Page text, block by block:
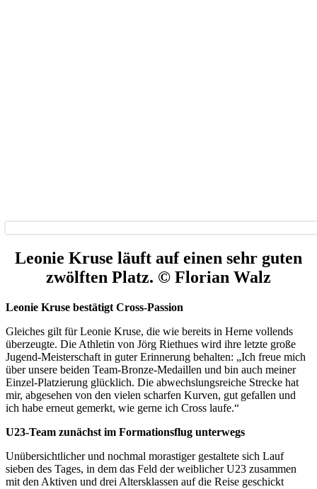
Leonie Kruse läuft auf einen sehr guten
zwölften Platz. © Florian Walz
Leonie Kruse bestätigt Cross-Passion
Gleiches gilt für Leonie Kruse, die wie bereits in Herne vollends
überzeugte. Die Athletin von Jörg Riethues wird ihre letzte große
Jugend-Meisterschaft in guter Erinnerung behalten: „Ich freue mich
über unsere beiden Team-Bronze-Medaillen und bin auch meiner
Einzel-Platzierung glücklich. Die abwechslungsreiche Strecke hat
mir, abgesehen von den vielen scharfen Kurven, gut gefallen und
ich habe erneut gemerkt, wie gerne ich Cross laufe.“
U23-Team zunächst im Formationsflug unterwegs
Unübersichtlicher und nochmal morastiger gestaltete sich Lauf
sieben des Tages, in dem das Feld der weiblicher U23 zusammen
mit den Aktiven und drei Altersklassen auf die Reise geschickt